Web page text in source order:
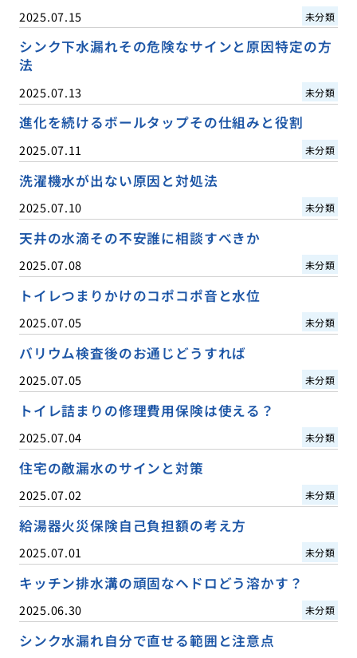
2025.07.15 未分類
シンク下水漏れその危険なサインと原因特定の方
法
2025.07.13 未分類
進化を続けるボールタップその仕組みと役割
2025.07.11 未分類
洗濯機水が出ない原因と対処法
2025.07.10 未分類
天井の水滴その不安誰に相談すべきか
2025.07.08 未分類
トイレつまりかけのコポコポ音と水位
2025.07.05 未分類
バリウム検査後のお通じどうすれば
2025.07.05 未分類
トイレ詰まりの修理費用保険は使える？
2025.07.04 未分類
住宅の敵漏水のサインと対策
2025.07.02 未分類
給湯器火災保険自己負担額の考え方
2025.07.01 未分類
キッチン排水溝の頑固なヘドロどう溶かす？
2025.06.30 未分類
シンク水漏れ自分で直せる範囲と注意点